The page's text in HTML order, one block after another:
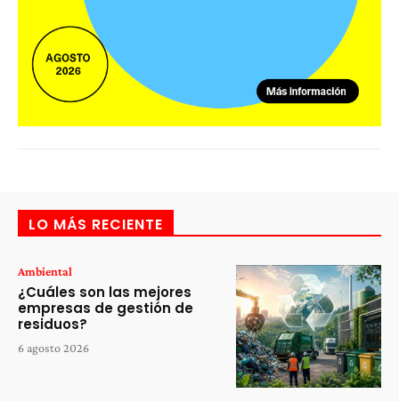
LO MÁS RECIENTE
Ambiental
¿Cuáles son las mejores
empresas de gestión de
residuos?
6 agosto 2026